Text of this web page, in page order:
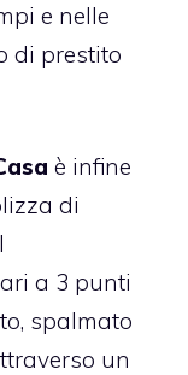
e nelle
di prestito
è infine
di
a 3 punti
spalmato
un